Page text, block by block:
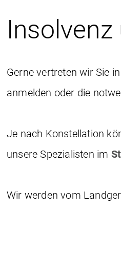
Gerne vertreten wir Sie
anmelden oder die
Je nach Konstellation
unsere Spezialisten im
Wir werden vom